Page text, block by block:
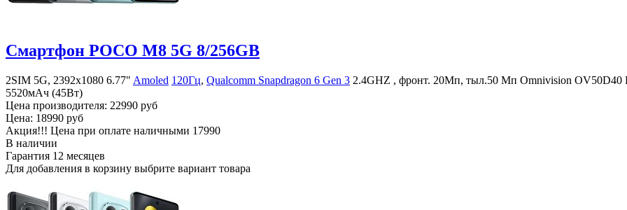
Смартфон POCO M8 5G 8/256GB
2SIM 5G, 2392x1080 6.77" Amoled 120Гц, Qualcomm Snapdragon 6 Gen 3 2.4GHZ , фронт. 20Мп, тыл.50 Мп Omnivision OV50D40
5520мАч (45Вт)
Цена производителя: 22990 руб
Цена: 18990 руб
Акция!!! Цена при оплате наличными 17990
В наличии
Гарантия 12 месяцев
Для добавления в корзину выбрите вариант товара